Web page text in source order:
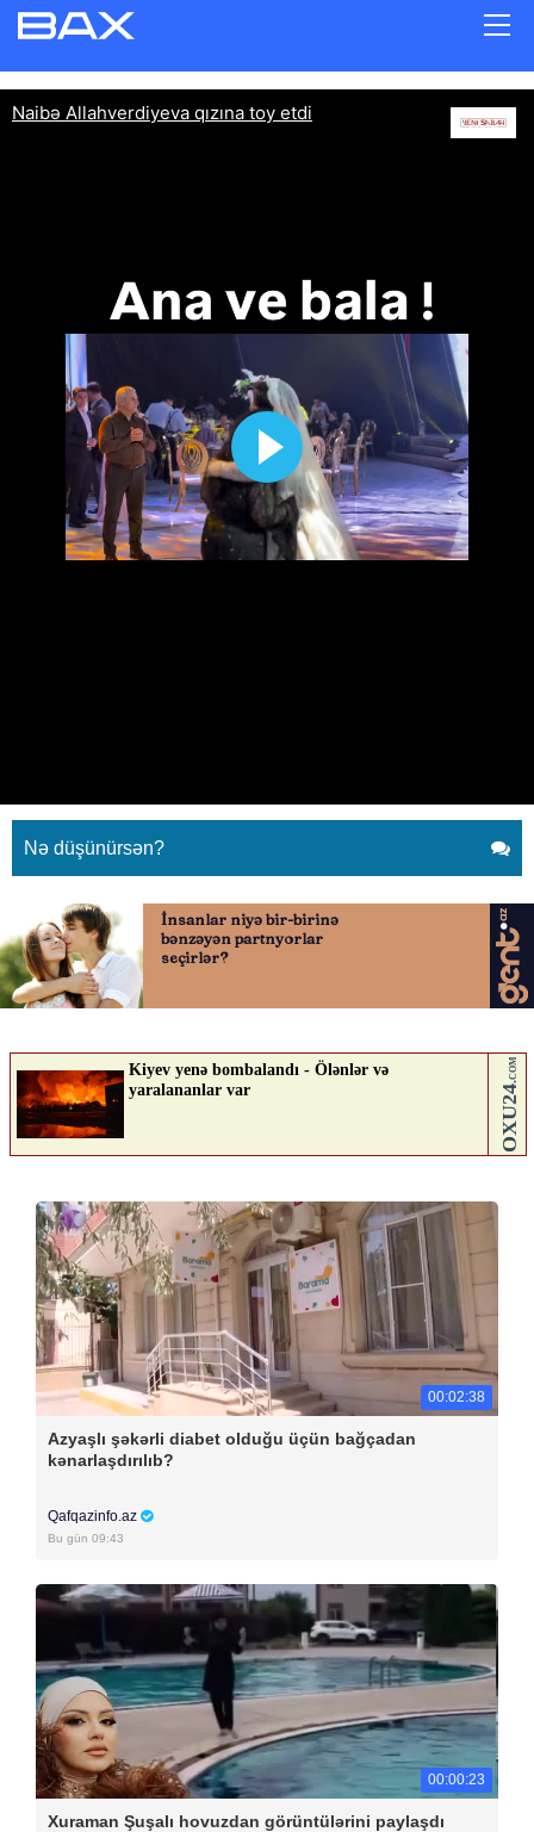
Nə düşünürsən?
00:02:38
Azyaşlı şəkərli diabet olduğu üçün bağçadan
kənarlaşdırılıb?
Qafqazinfo.az
Bu gün 09:43
00:00:23
Xuraman Şuşalı hovuzdan görüntülərini paylaşdı